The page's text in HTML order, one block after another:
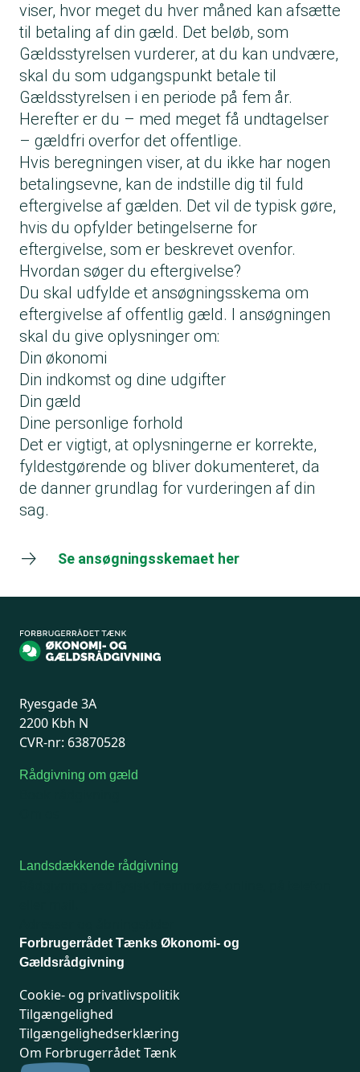
viser, hvor meget du hver måned kan afsætte
til betaling af din gæld. Det beløb, som
Gældsstyrelsen vurderer, at du kan undvære,
skal du som udgangspunkt betale til
Gældsstyrelsen i en periode på fem år.
Herefter er du – med meget få undtagelser
– gældfri overfor det offentlige.
Hvis beregningen viser, at du ikke har nogen
betalingsevne, kan de indstille dig til fuld
eftergivelse af gælden. Det vil de typisk gøre,
hvis du opfylder betingelserne for
eftergivelse, som er beskrevet ovenfor.
Hvordan søger du eftergivelse?
Du skal udfylde et ansøgningsskema om
eftergivelse af offentlig gæld. I ansøgningen
skal du give oplysninger om:
Din økonomi
Din indkomst og dine udgifter
Din gæld
Dine personlige forhold
Det er vigtigt, at oplysningerne er korrekte,
fyldestgørende og bliver dokumenteret, da
de danner grundlag for vurderingen af din
sag.
Se ansøgningsskemaet her
Ryesgade 3A
2200 Kbh N
CVR-nr: 63870528
Rådgivning om gæld
Landsdækkende rådgivning
Forbrugerrådet Tænks Økonomi- og
Gældsrådgivning
Cookie- og privatlivspolitik
Tilgængelighed
Tilgængelighedserklæring
Om Forbrugerrådet Tænk